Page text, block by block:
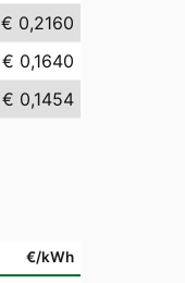
€ 0,2160
€ 0,1640
€ 0,1454
€/kWh